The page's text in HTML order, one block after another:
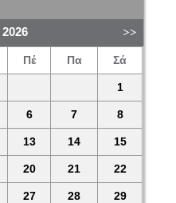
2026
Πέ Πα Σά
1
6 7 8
13 14 15
20 21 22
27 28 29